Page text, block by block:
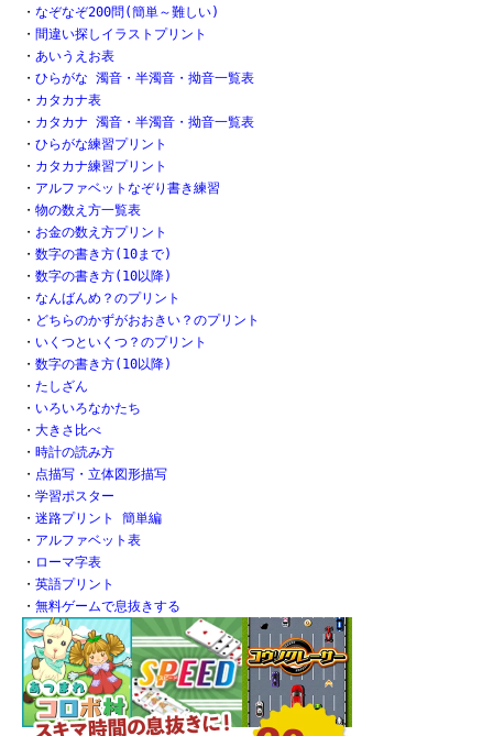
・ なぞなぞ200問(簡単～難しい)
・ 間違い探しイラストプリント
・ あいうえお表
・ ひらがな 濁音・半濁音・拗音一覧表
・ カタカナ表
・ カタカナ 濁音・半濁音・拗音一覧表
・ ひらがな練習プリント
・ カタカナ練習プリント
・ アルファベットなぞり書き練習
・ 物の数え方一覧表
・ お金の数え方プリント
・ 数字の書き方(10まで)
・ 数字の書き方(10以降)
・ なんばんめ？のプリント
・ どちらのかずがおおきい？のプリント
・ いくつといくつ？のプリント
・ 数字の書き方(10以降)
・ たしざん
・ いろいろなかたち
・ 大きさ比べ
・ 時計の読み方
・ 点描写・立体図形描写
・ 学習ポスター
・ 迷路プリント 簡単編
・ アルファベット表
・ ローマ字表
・ 英語プリント
・ 無料ゲームで息抜きする